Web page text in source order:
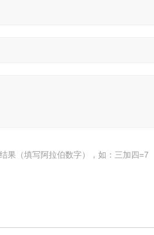
果（填写阿拉伯数字），如：三加四=7